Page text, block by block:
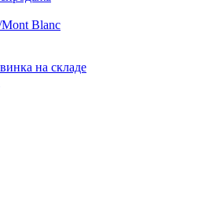
Blanc
на складе